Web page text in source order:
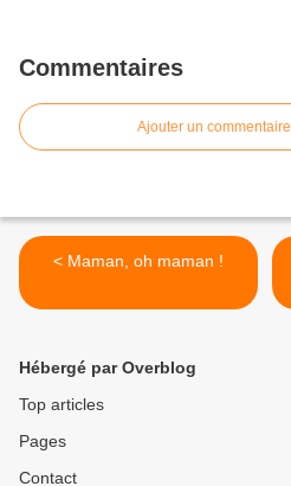
Commentaires
Ajouter un commentaire
< Maman, oh maman !
Hébergé par Overblog
Top articles
Pages
Contact